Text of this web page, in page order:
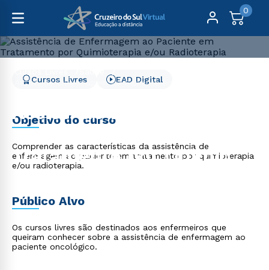
0
Assist. de Enfermagem ao Paciente em Tratamento por
Assist. de Enfermagem
ao Paciente em
Tratamento por Quimio.
e/ou Radio.
Cursos Livres EAD Digital
Objetivo do curso
Comprender as características da assistência de
enfermagem ao paciente em tratamento por quimioterapia
e/ou radioterapia.
Público Alvo
Os cursos livres são destinados aos enfermeiros que
queiram conhecer sobre a assistência de enfermagem ao
paciente oncológico.